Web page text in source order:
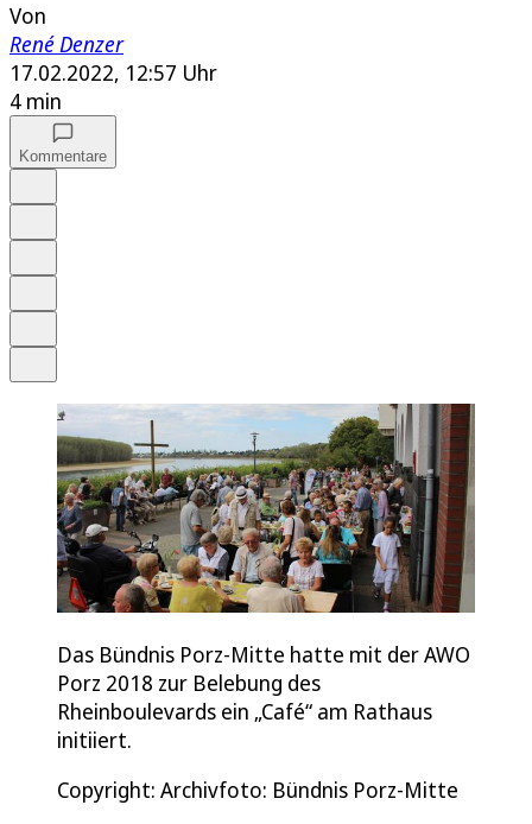
Von
René Denzer
17.02.2022, 12:57 Uhr
4 min
Kommentare
Das Bündnis Porz-Mitte hatte mit der AWO
Porz 2018 zur Belebung des
Rheinboulevards ein „Café“ am Rathaus
initiiert.
Copyright: Archivfoto: Bündnis Porz-Mitte